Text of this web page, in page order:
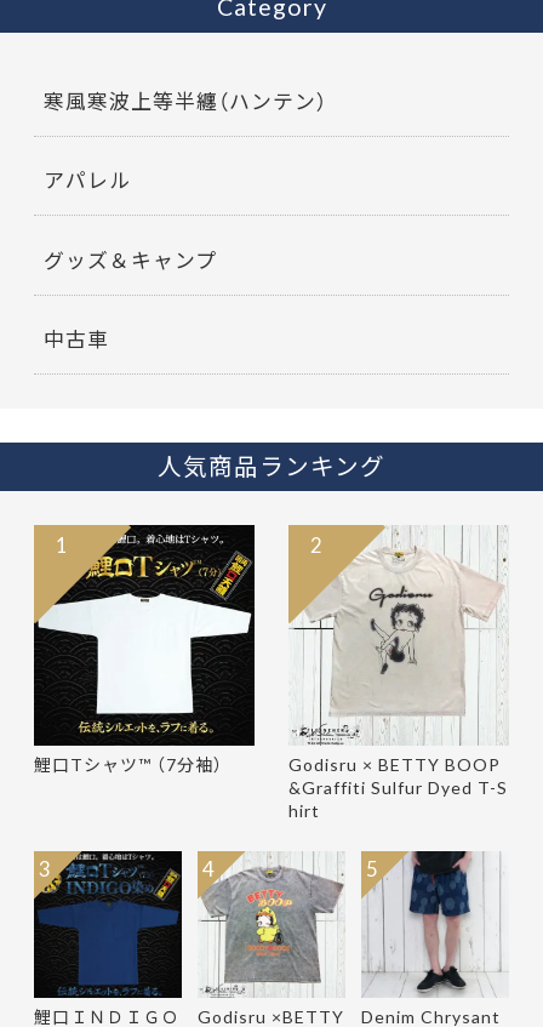
寒風寒波上等半纏（ハンテン）
アパレル
グッズ＆キャンプ
中古車
人気商品ランキング
鯉口Tシャツ™ （7分袖）
1
Godisru × BETTY BOOP
&Graffiti Sulfur Dyed T-S
hirt
2
鯉口ＩＮＤＩＧＯ
3
Godisru ×BETTY
4
Denim Chrysant
5